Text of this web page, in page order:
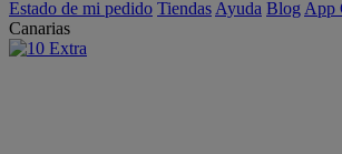
Estado de mi pedido Tiendas Ayuda Blog App
Canarias